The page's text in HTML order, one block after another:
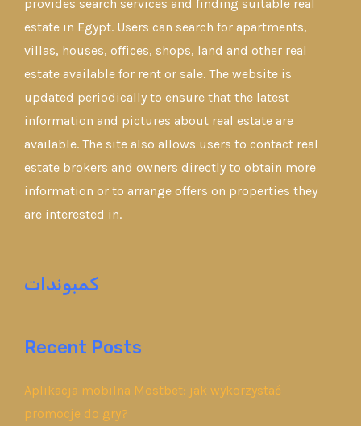
provides search services and finding suitable real
estate in Egypt. Users can search for apartments,
villas, houses, offices, shops, land and other real
estate available for rent or sale. The website is
updated periodically to ensure that the latest
information and pictures about real estate are
available. The site also allows users to contact real
estate brokers and owners directly to obtain more
information or to arrange offers on properties they
are interested in.
كمبوندات
Recent Posts
Aplikacja mobilna Mostbet: jak wykorzystać
promocje do gry?